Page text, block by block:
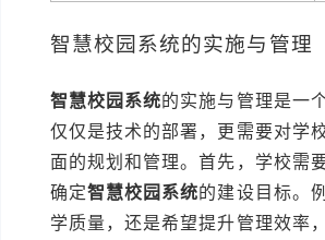
智慧校园系统的实施与管理
智慧校园系统的实施与管理是一
仅仅是技术的部署，更需要对学
面的规划和管理。首先，学校需
确定智慧校园系统的建设目标。
学质量，还是希望提升管理效率